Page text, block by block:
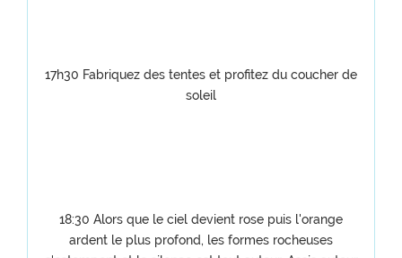
17h30 Fabriquez des tentes et profitez du coucher de
soleil
18:30 Alors que le ciel devient rose puis l'orange
ardent le plus profond, les formes rocheuses